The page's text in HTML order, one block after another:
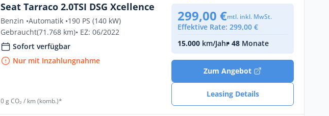
Seat Tarraco 2.0TSI DSG Xcellence
Benzin •Automatik •190 PS (140 kW)
Gebraucht(71.768 km)• EZ: 06/2022
Sofort verfügbar
Nur mit Inzahlungnahme
0 g CO₂ / km (komb.)*
299,00 €mtl. inkl. MwSt.
Effektive Rate: 299,00 €
15.000 km/Jahr• 48 Monate
Zum Angebot
Leasing Details